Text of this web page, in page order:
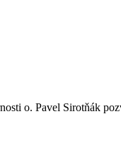
o. Pavel Sirotňák